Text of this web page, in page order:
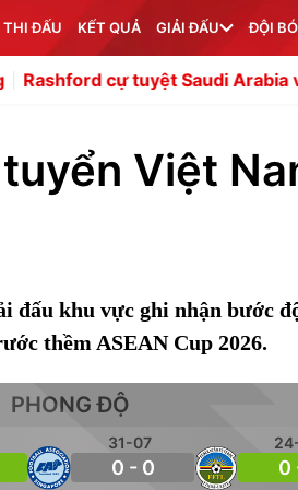
THI ĐẤU KẾT QUẢ GIẢI ĐẤU ĐỘI
tuyệt Saudi Arabia vì tham vọng
Việt
đấu khu vực ghi nhận bước
thềm ASEAN Cup 2026.
PHONG ĐỘ
31-07
0 - 0 0